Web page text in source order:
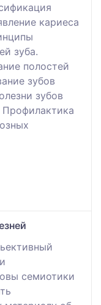
кариеса
зуба.
полостей
зубов
зубов
Профилактика
семиотики